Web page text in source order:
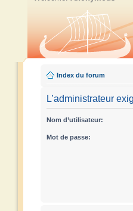
Index du forum
L’administrateur
Nom d’utilisateur:
Mot de passe: